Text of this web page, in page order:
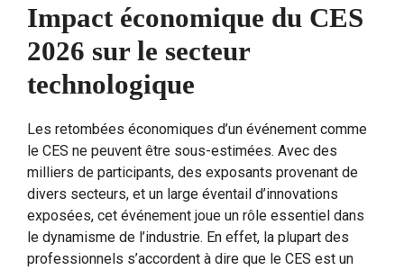
Impact économique du CES
2026 sur le secteur
technologique
Les retombées économiques d’un événement comme
le CES ne peuvent être sous-estimées. Avec des
milliers de participants, des exposants provenant de
divers secteurs, et un large éventail d’innovations
exposées, cet événement joue un rôle essentiel dans
le dynamisme de l’industrie. En effet, la plupart des
professionnels s’accordent à dire que le CES est un